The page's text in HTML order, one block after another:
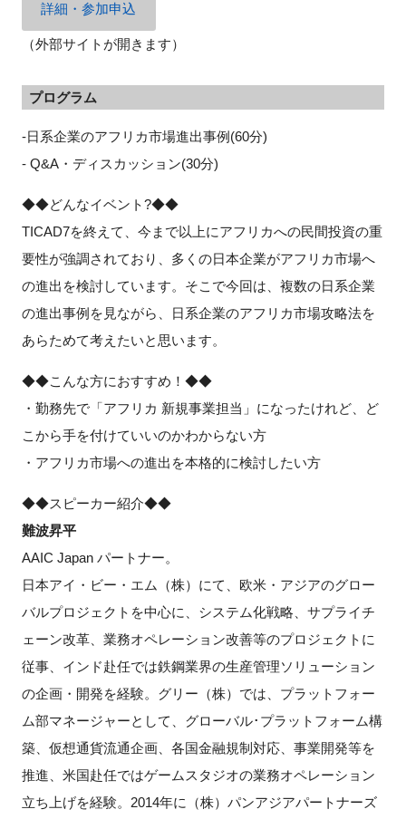
閉じる
詳細・参加申込
（外部サイトが開きます）
プログラム
-日系企業のアフリカ市場進出事例(60分)
- Q&A・ディスカッション(30分)
◆◆どんなイベント?◆◆
TICAD7を終えて、今まで以上にアフリカへの民間投資の重
要性が強調されており、多くの日本企業がアフリカ市場へ
の進出を検討しています。そこで今回は、複数の日系企業
の進出事例を見ながら、日系企業のアフリカ市場攻略法を
あらためて考えたいと思います。
◆◆こんな方におすすめ！◆◆
・勤務先で「アフリカ 新規事業担当」になったけれど、ど
こから手を付けていいのかわからない方
・アフリカ市場への進出を本格的に検討したい方
◆◆スピーカー紹介◆◆
難波昇平
AAIC Japan パートナー。
日本アイ・ビー・エム（株）にて、欧米・アジアのグロー
バルプロジェクトを中心に、システム化戦略、サプライチ
ェーン改革、業務オペレーション改善等のプロジェクトに
従事、インド赴任では鉄鋼業界の生産管理ソリューション
の企画・開発を経験。グリー（株）では、プラットフォー
ム部マネージャーとして、グローバル･プラットフォーム構
築、仮想通貨流通企画、各国金融規制対応、事業開発等を
推進、米国赴任ではゲームスタジオの業務オペレーション
立ち上げを経験。2014年に（株）パンアジアパートナーズ